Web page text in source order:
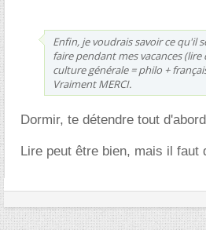
Enfin, je voudrais savoir ce qu'il
faire pendant mes vacances
culture générale = philo +
Vraiment MERCI.
Dormir, te détendre tout d'abord
Lire peut être bien, mais il faut